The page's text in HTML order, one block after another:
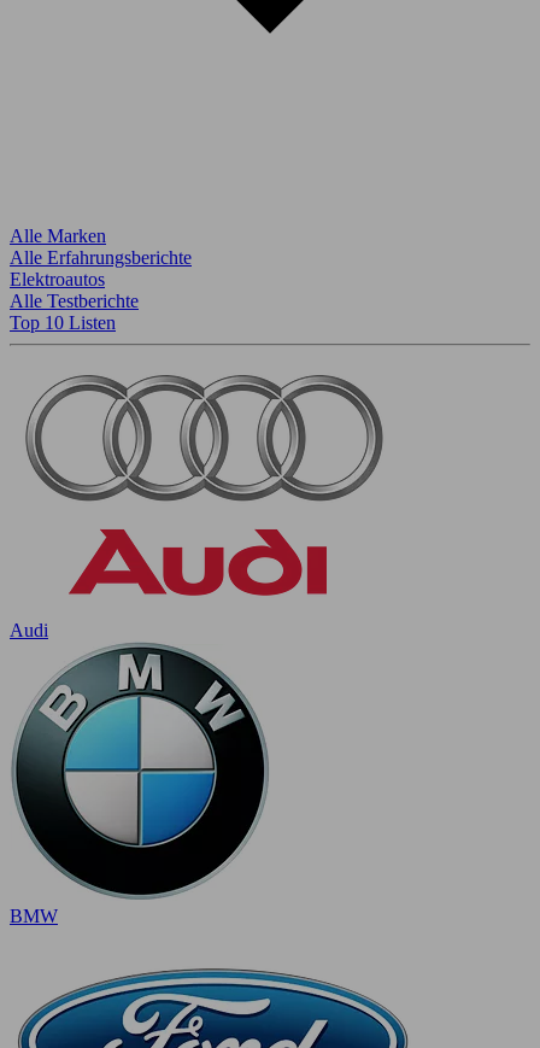
Alle Marken
Alle Erfahrungsberichte
Elektroautos
Alle Testberichte
Top 10 Listen
Audi
BMW